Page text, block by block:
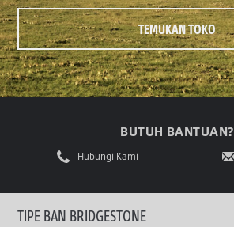
TEMUKAN TOKO
BUTUH BANTUAN?
Hubungi Kami
TIPE BAN BRIDGESTONE